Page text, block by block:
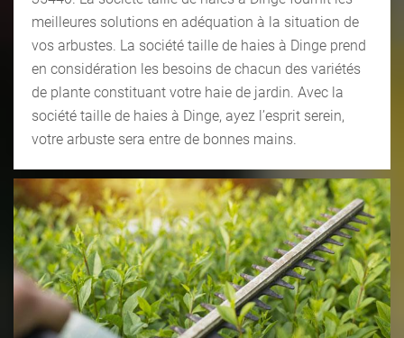
meilleures solutions en adéquation à la situation de
vos arbustes. La société taille de haies à Dinge prend
en considération les besoins de chacun des variétés
de plante constituant votre haie de jardin. Avec la
société taille de haies à Dinge, ayez l’esprit serein,
votre arbuste sera entre de bonnes mains.